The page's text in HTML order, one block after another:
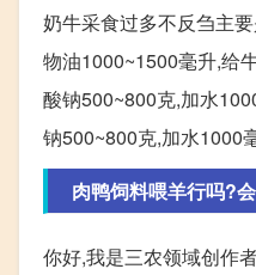
奶牛采食过多不反刍主
物油1000~1500毫升,给
酸钠500~800克,加水
钠500~800克,加水1000
肉鸭饲料喂羊行吗?
你好,我是三农领域创作